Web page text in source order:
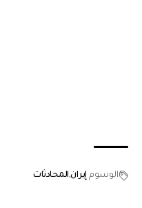
الوسوم إيران المحادثات